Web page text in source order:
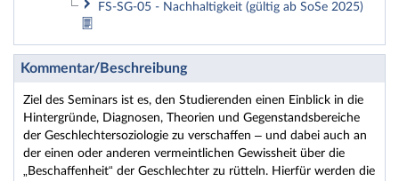
FS-SG-05 - Nachhaltigkeit (gültig ab SoSe 2025)
Kommentar/Beschreibung
Ziel des Seminars ist es, den Studierenden einen Einblick in die
Hintergründe, Diagnosen, Theorien und Gegenstandsbereiche
der Geschlechtersoziologie zu verschaffen – und dabei auch an
der einen oder anderen vermeintlichen Gewissheit über die
„Beschaffenheit“ der Geschlechter zu rütteln. Hierfür werden die